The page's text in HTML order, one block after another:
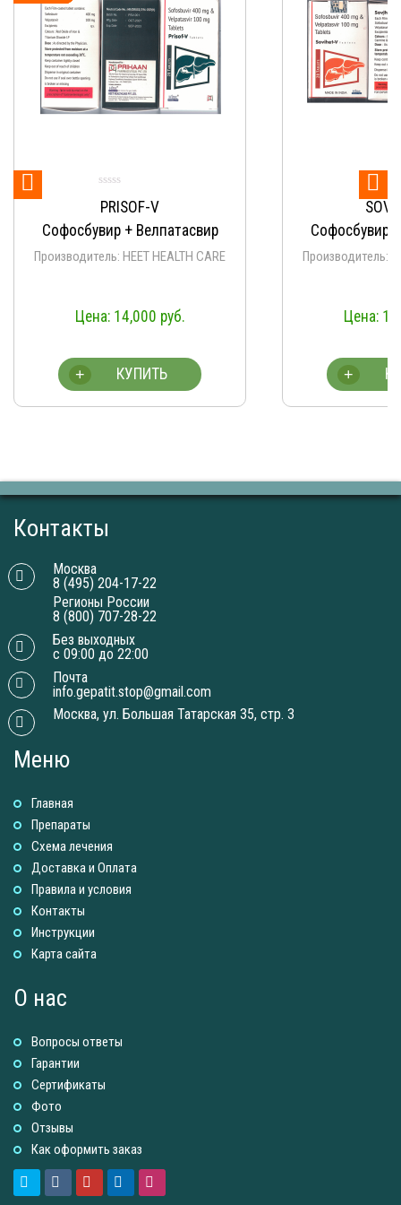
PRISOF-V
Софосбувир + Велпатасвир
Производитель: HEET HEALTH CARE
14,000 руб.
КУПИТЬ
+
Софосбувир
Производитель:
+
 
Контакты
Москва
8 (495) 204-17-22
Регионы России
8 (800) 707-28-22
Без выходных
с 09:00 до 22:00
Почта
info.gepatit.stop@gmail.com
Москва, ул. Большая Татарская 35, стр. 3
Меню
Главная
Препараты
Схема лечения
Доставка и Оплатa
Правила и условия
Контакты
Инструкции
Карта сайта
О нас
Вопросы ответы
Гарантии
Сертификаты
Фото
Отзывы
Как оформить заказ